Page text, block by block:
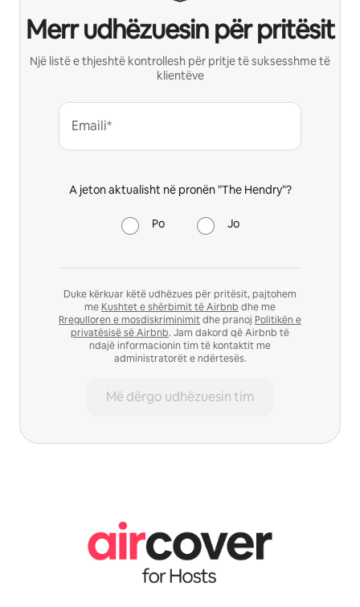
Merr udhëzuesin për pritësit
Një listë e thjeshtë kontrollesh për pritje të suksesshme të
klientëve
Emaili*
A jeton aktualisht në pronën "The Hendry"?
Po Jo
Duke kërkuar këtë udhëzues për pritësit, pajtohem
me Kushtet e shërbimit të Airbnb dhe me
Rregulloren e mosdiskriminimitdhe pranoj Politikën e
privatësisë së Airbnb. Jam dakord që Airbnb të
ndajë informacionin tim të kontaktit me
administratorët e ndërtesës.
Më dërgo udhëzuesin tim